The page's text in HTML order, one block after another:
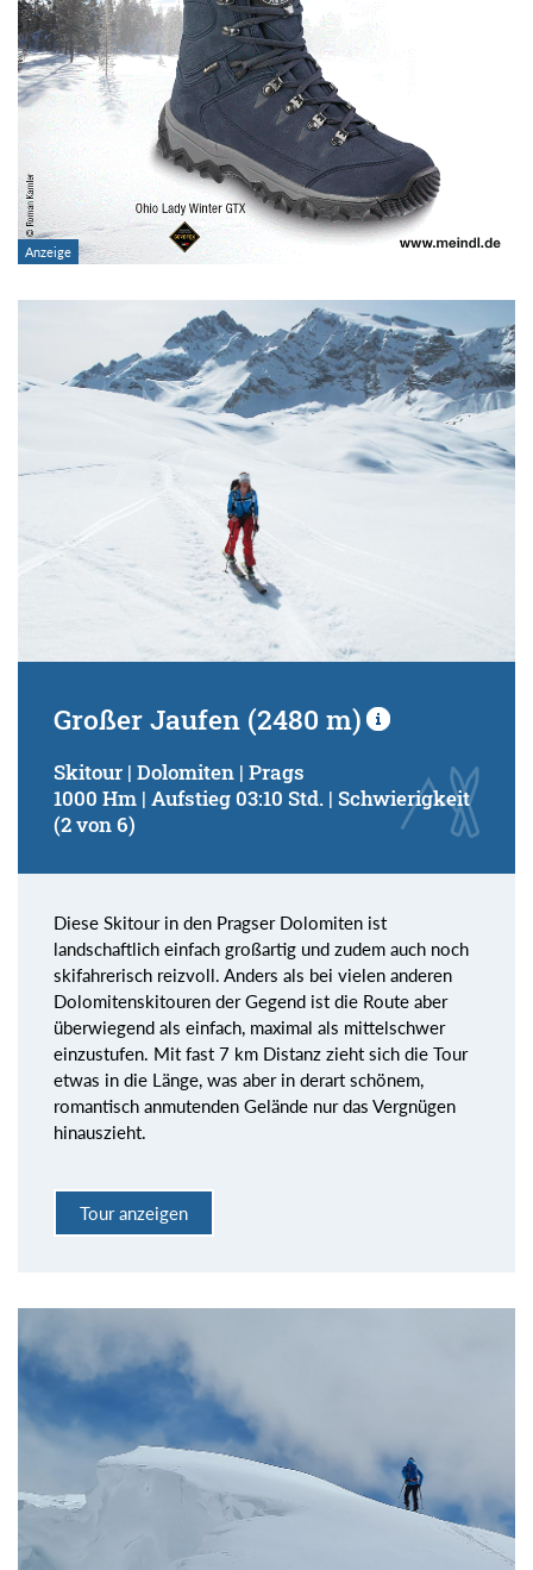
Großer Jaufen (2480 m)
Skitour | Dolomiten | Prags
1000 Hm | Aufstieg 03:10 Std. | Schwierigkeit
(2 von 6)
Diese Skitour in den Pragser Dolomiten ist
landschaftlich einfach großartig und zudem auch noch
skifahrerisch reizvoll. Anders als bei vielen anderen
Dolomitenskitouren der Gegend ist die Route aber
überwiegend als einfach, maximal als mittelschwer
einzustufen. Mit fast 7 km Distanz zieht sich die Tour
etwas in die Länge, was aber in derart schönem,
romantisch anmutenden Gelände nur das Vergnügen
hinauszieht.
Tour anzeigen